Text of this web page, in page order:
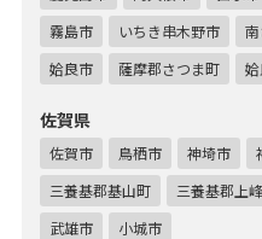
霧島市
いちき串木野市
姶良市
薩摩郡さつま町
佐賀県
佐賀市 鳥栖市 神埼市
三養基郡基山町
三養基郡上
武雄市
小城市